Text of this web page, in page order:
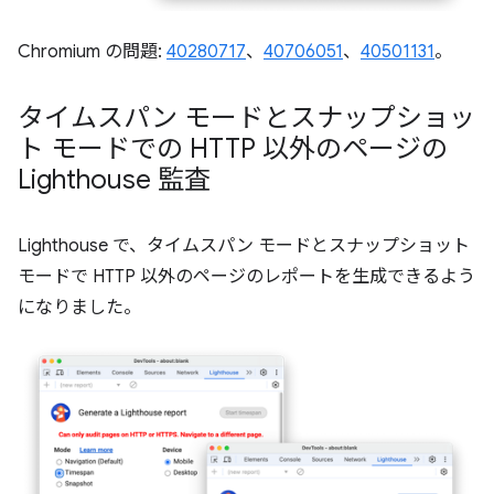
Chromium の問題: 40280717、 40706051、 40501131。
タイムスパン モードとスナップショッ
ト モードでの HTTP 以外のページの
Lighthouse 監査
Lighthouse で、タイムスパン モードとスナップショット
モードで HTTP 以外のページのレポートを生成できるよう
になりました。